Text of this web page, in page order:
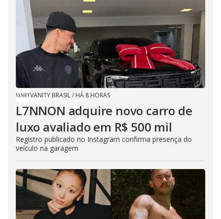
VANITY BRASIL/ HÁ 8 HORAS
L7NNON adquire novo carro de
luxo avaliado em R$ 500 mil
Registro publicado no Instagram confirma presença do
veículo na garagem